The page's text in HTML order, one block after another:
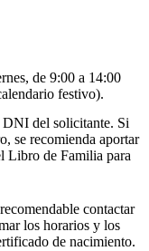
de 9:00 a 14:00
festivo).
DNI del solicitante. Si
se recomienda aportar
Libro de Familia para
contactar
los horarios y los
de nacimiento.